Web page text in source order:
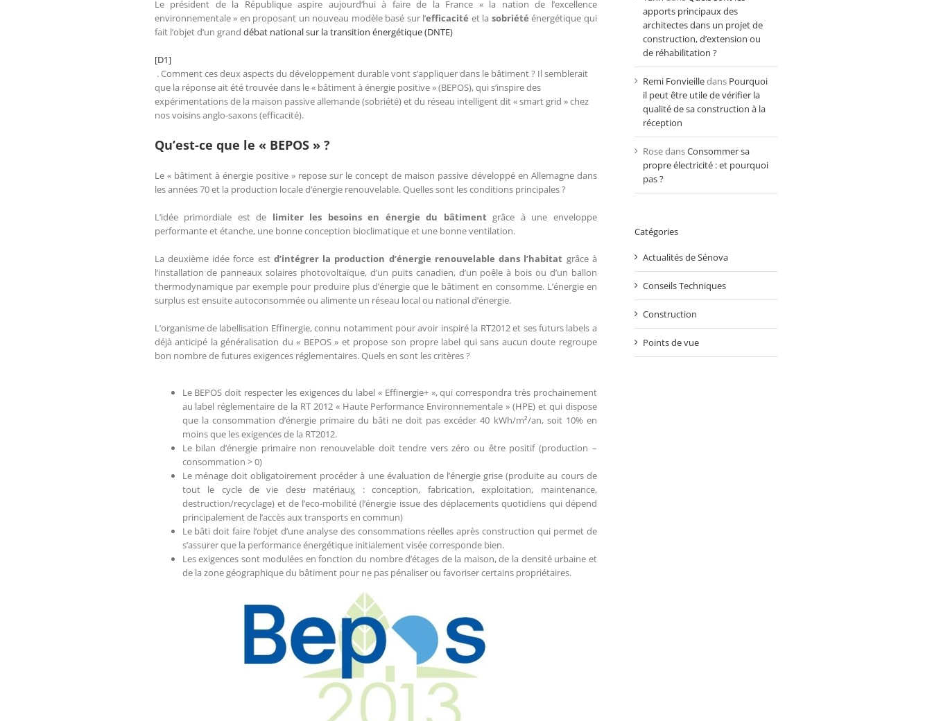
Le président de la République aspire aujourd’hui à faire de la France « la nation de l’excellence
environnementale » en proposant un nouveau modèle basé sur l’efficacité et la sobriété énergétique qui
fait l’objet d’un grand débat national sur la transition énergétique (DNTE)
[D1]
. Comment ces deux aspects du développement durable vont s’appliquer dans le bâtiment ? Il semblerait
que la réponse ait été trouvée dans le « bâtiment à énergie positive » (BEPOS), qui s’inspire des
expérimentations de la maison passive allemande (sobriété) et du réseau intelligent dit « smart grid » chez
nos voisins anglo-saxons (efficacité).
Qu’est-ce que le « BEPOS » ?
Le « bâtiment à énergie positive » repose sur le concept de maison passive développé en Allemagne dans
les années 70 et la production locale d’énergie renouvelable. Quelles sont les conditions principales ?
L’idée primordiale est de limiter les besoins en énergie du bâtimentgrâce à une enveloppe
performante et étanche, une bonne conception bioclimatique et une bonne ventilation.
La deuxième idée force est d’intégrer la production d’énergie renouvelable dans l’habitat grâce à
l’installation de panneaux solaires photovoltaïque, d’un puits canadien, d’un poêle à bois ou d’un ballon
thermodynamique par exemple pour produire plus d’énergie que le bâtiment en consomme. L’énergie en
surplus est ensuite autoconsommée ou alimente un réseau local ou national d’énergie.
L’organisme de labellisation Effinergie, connu notamment pour avoir inspiré la RT2012 et ses futurs labels a
déjà anticipé la généralisation du « BEPOS » et propose son propre label qui sans aucun doute regroupe
bon nombre de futures exigences réglementaires. Quels en sont les critères ?
Le BEPOS doit respecter les exigences du label « Effinergie+ », qui correspondra très prochainement
au label réglementaire de la RT 2012 « Haute Performance Environnementale » (HPE) et qui dispose
que la consommation d’énergie primaire du bâti ne doit pas excéder 40 kWh/m²/an, soit 10% en
moins que les exigences de la RT2012.
Le bilan d’énergie primaire non renouvelable doit tendre vers zéro ou être positif (production –
consommation > 0)
Le ménage doit obligatoirement procéder à une évaluation de l’énergie grise (produite au cours de
tout le cycle de vie desumatériaux : conception, fabrication, exploitation, maintenance,
destruction/recyclage) et de l’eco-mobilité (l’énergie issue des déplacements quotidiens qui dépend
principalement de l’accès aux transports en commun)
Le bâti doit faire l’objet d’une analyse des consommations réelles après construction qui permet de
s’assurer que la performance énergétique initialement visée corresponde bien.
Les exigences sont modulées en fonction du nombre d’étages de la maison, de la densité urbaine et
de la zone géographique du bâtiment pour ne pas pénaliser ou favoriser certains propriétaires.
apports principaux des
architectes dans un projet de
construction, d’extension ou
de réhabilitation ?
Remi Fonvieilledans Pourquoi
il peut être utile de vérifier la
qualité de sa construction à la
réception
RosedansConsommer sa
propre électricité : et pourquoi
pas ?
Catégories
Actualités de Sénova
Conseils Techniques
Construction
Points de vue